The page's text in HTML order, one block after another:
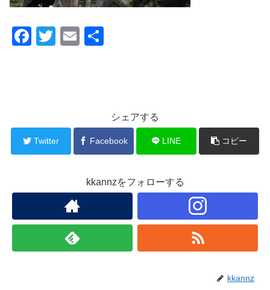
F
o
o
T
E
シェアする
Twitter Facebook LINE コピー
kkannzをフォローする
kkannz